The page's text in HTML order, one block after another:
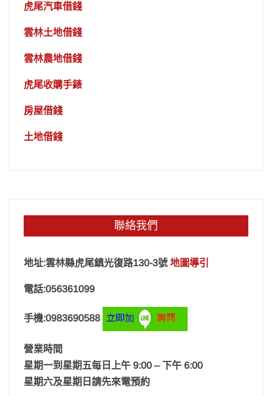
虎尾汽車借錢
雲林土地借錢
雲林農地借錢
虎尾收購手錶
房屋借錢
土地借錢
聯絡我們
地址:雲林縣虎尾鎮光復路130-3號地圖導引
電話:056361099
手機:0983690588
營業時間
星期一到星期五每日上午 9:00 – 下午 6:00
星期六及星期日請先來電預約